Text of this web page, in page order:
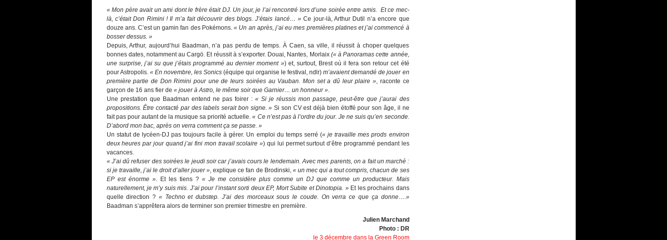
« Mon père avait un ami dont le frère était DJ. Un jour, je l’ai rencontré lors d’une soirée entre amis. Et ce mec-
là, c’était Don Rimini ! Il m’a fait découvrir des blogs. J’étais lancé… » Ce jour-là, Arthur Dutil n’a encore que
douze ans. C’est un gamin fan des Pokémons.« Un an après, j’ai eu mes premières platines et j’ai commencé à
bosser dessus. »
Depuis, Arthur, aujourd’hui Baadman, n’a pas perdu de temps. À Caen, sa ville, il réussit à choper quelques
bonnes dates, notamment au Cargö. Et réussit à s’exporter. Douai, Nantes, Morlaix (« à Panoramas cette année,
une surprise, j’ai su que j’étais programmé au dernier moment ») et, surtout, Brest où il fera son retour cet été
pour Astropolis. « En novembre, les Sonics(équipe qui organise le festival, ndlr)m’avaient demandé de jouer en
première partie de Don Rimini pour une de leurs soirées au Vauban. Mon set a dû leur plaire », raconte ce
garçon de 16 ans fier de « jouer à Astro, le même soir que Garnier… un honneur ».
Une prestation que Baadman entend ne pas foirer :« Si je réussis mon passage, peut-être que j’aurai des
propositions. Être contacté par des labels serait bon signe. » Si son CV est déjà bien étoffé pour son âge, il ne
fait pas pour autant de la musique sa priorité actuelle.« Ce n’est pas à l’ordre du jour. Je ne suis qu’en seconde.
D’abord mon bac, après on verra comment ça se passe. »
Un statut de lycéen-DJ pas toujours facile à gérer. Un emploi du temps serré (« je travaille mes prods environ
deux heures par jour quand j’ai fini mon travail scolaire ») qui lui permet surtout d’être programmé pendant les
vacances.
« J’ai dû refuser des soirées le jeudi soir car j’avais cours le lendemain. Avec mes parents, on a fait un marché :
si je travaille, j’ai le droit d’aller jouer », explique ce fan de Brodinski,« un mec qui a tout compris, chacun de ses
EP est énorme ». Et les tiens ?« Je me considère plus comme un DJ que comme un producteur. Mais
naturellement, je m’y suis mis. J’ai pour l’instant sorti deux EP, Mort Subite et Dinotopia. »Et les prochains dans
quelle direction ? « Techno et dubstep. J’ai des morceaux sous le coude. On verra ce que ça donne….»
Baadman s’apprêtera alors de terminer son premier trimestre en première.
Julien Marchand
Photo : DR
le 3 décembre dans la Green Room